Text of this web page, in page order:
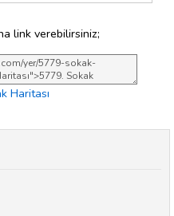
link verebilirsiniz;
Haritası